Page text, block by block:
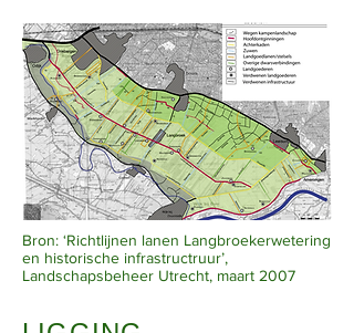
Bron: ‘Richtlijnen lanen Langbroekerwetering
en historische infrastructruur’,
Landschapsbeheer Utrecht, maart 2007